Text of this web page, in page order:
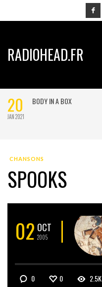
RADIOHEAD.FR
BODY IN A BOX
CHANSONS
SPOOKS
02 OCT
2005
0 0 2.5K